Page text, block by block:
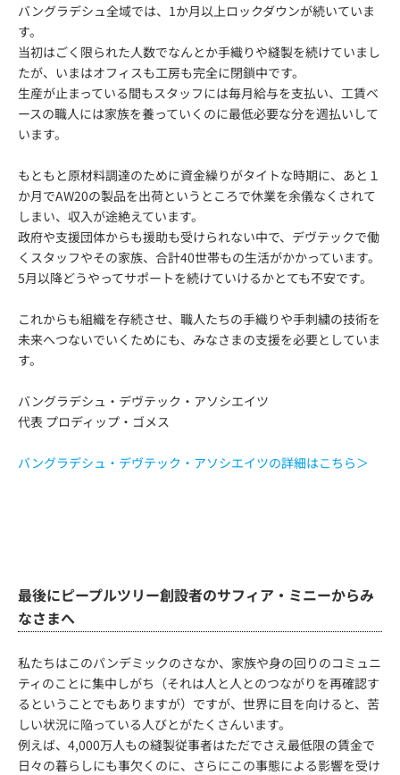
バングラデシュ全域では、1か月以上ロックダウンが続いていま
す。
当初はごく限られた人数でなんとか手織りや縫製を続けていまし
たが、いまはオフィスも工房も完全に閉鎖中です。
生産が止まっている間もスタッフには毎月給与を支払い、工賃ベ
ースの職人には家族を養っていくのに最低必要な分を週払いして
います。
もともと原材料調達のために資金繰りがタイトな時期に、あと１
か月でAW20の製品を出荷というところで休業を余儀なくされて
しまい、収入が途絶えています。
政府や支援団体からも援助も受けられない中で、デヴテックで働
くスタッフやその家族、合計40世帯もの生活がかかっています。
5月以降どうやってサポートを続けていけるかとても不安です。
これからも組織を存続させ、職人たちの手織りや手刺繍の技術を
未来へつないでいくためにも、みなさまの支援を必要としていま
す。
バングラデシュ・デヴテック・アソシエイツ
代表 プロディップ・ゴメス
バングラデシュ・デヴテック・アソシエイツの詳細はこちら＞
最後にピープルツリー創設者のサフィア・ミニーからみ
なさまへ
私たちはこのパンデミックのさなか、家族や身の回りのコミュニ
ティのことに集中しがち（それは人と人とのつながりを再確認す
るということでもありますが）ですが、世界に目を向けると、苦
しい状況に陥っている人びとがたくさんいます。
例えば、4,000万人もの縫製従事者はただでさえ最低限の賃金で
日々の暮らしにも事欠くのに、さらにこの事態による影響を受け